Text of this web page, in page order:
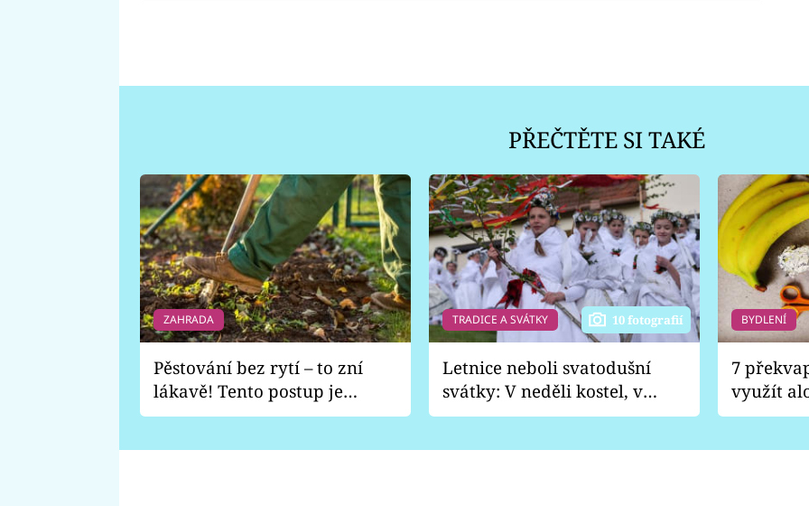
PŘEČTĚTE SI TAKÉ
ZAHRADA
Pěstování bez rytí – to zní
lákavě! Tento postup je
vhodný jen pro některé
TRADICE A SVÁTKY 10 fotografií
Letnice neboli svatodušní
svátky: V neděli kostel, v
pondělí zábava
BYDLENÍ
7
využít